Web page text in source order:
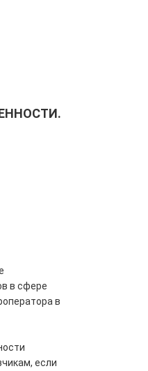
в сфере
в
если